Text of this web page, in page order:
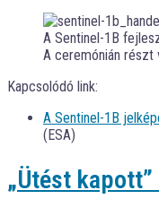
A Sentinel-1B
A ceremónián részt
Kapcsolódó link:
A Sentinel-1B
(ESA)
„Ütést